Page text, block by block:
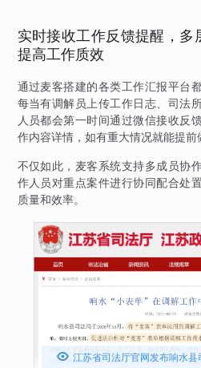
实时接收工作反馈提醒，多
提高工作质效
通过麦客搭建的各类工作汇报平台
每当有调解员上传工作日志、司法
人员都会第一时间通过微信接收反
作内容详情，如有重大情况就能提前
不仅如此，麦客系统支持多成员协
作人员对重点案件进行协同配合处
质量和效率。
 江苏省司法厅官网发布响水